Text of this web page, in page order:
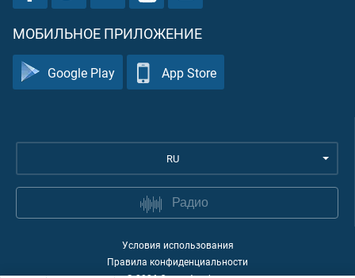
МОБИЛЬНОЕ ПРИЛОЖЕНИЕ
Google Play App Store
RU
Радио
Условия использования
Правила конфиденциальности